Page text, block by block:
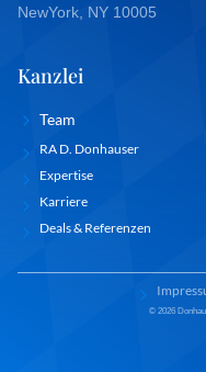
NewYork, NY 10005
Kanzlei
Team
RA D. Donhauser
Expertise
Karriere
Deals & Referenzen
© 2026